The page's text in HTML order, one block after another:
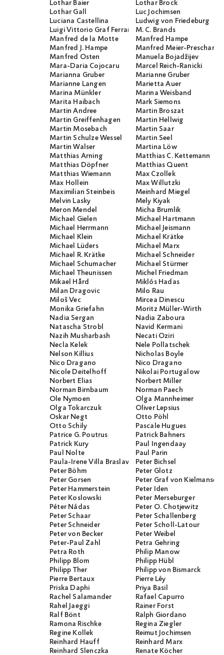
Lothar Baier
Lothar Brock
Lothar Gall
Luc Jochimsen
Luciana Castellina
Ludwig von Friedeburg
Luigi Vittorio Graf Ferraris
M. C. Brands
Manfred de la Motte
Manfred Hampe
Manfred J. Hampe
Manfred Meier-Preschany
Manfred Osten
Manuela Bojadžijev
Mara-Daria Cojocaru
Marcel Reich-Ranicki
Marianna Gruber
Marianne Gruber
Marianne Langen
Marietta Auer
Marina Münkler
Marina Weisband
Marita Haibach
Mark Siemons
Martin Andree
Martin Broszat
Martin Greiffenhagen
Martin Hellwig
Martin Mosebach
Martin Saar
Martin Schulze Wessel
Martin Seel
Martin Walser
Martina Löw
Matthias Arning
Matthias C. Kettemann
Matthias Döpfner
Matthias Quent
Matthias Wiemann
Max Czollek
Max Hollein
Max Willutzki
Maximilian Steinbeis
Meinhard Miegel
Melvin Lasky
Mely Kiyak
Meron Mendel
Micha Brumlik
Michael Gielen
Michael Hartmann
Michael Herrmann
Michael Jeismann
Michael Klein
Michael Krätke
Michael Lüders
Michael Marx
Michael R. Krätke
Michael Schneider
Michael Schumacher
Michael Stürmer
Michael Theunissen
Michel Friedman
Mikael Hård
Miklós Hadas
Milan Dragovic
Milo Rau
Miloš Vec
Mircea Dinescu
Monika Griefahn
Moritz Müller-Wirth
Nadia Sergan
Nadia Zaboura
Natascha Strobl
Navid Kermani
Nazih Musharbash
Necati Öziri
Necla Kelek
Nele Pollatschek
Nelson Killius
Nicholas Boyle
Nico Dragano
Nico Dragano
Nicole Deitelhoff
Nikolai Portugalow
Norbert Elias
Norbert Miller
Norman Birnbaum
Norman Paech
Ole Nymoen
Olga Mannheimer
Olga Tokarczuk
Oliver Lepsius
Oskar Negt
Otto Pöhl
Otto Schily
Pascale Hugues
Patrice G. Poutrus
Patrick Bahners
Patrick Kury
Paul Ingendaay
Paul Nolte
Paul Parin
Paula-Irene Villa BraslavskyPeter Bichsel
Peter Böhm
Peter Glotz
Peter Gorsen
Peter Graf von
Peter Hammerstein
Peter Iden
Peter Koslowski
Peter Merseburger
Péter Nádas
Peter O. Chotjewitz
Peter Schaar
Peter Schallenberg
Peter Schneider
Peter Scholl-Latour
Peter von Becker
Peter Weibel
Peter-Paul Zahl
Petra Gehring
Petra Roth
Philip Manow
Philipp Blom
Philipp Hübl
Philipp Ther
Philipp von Bismarck
Pierre Bertaux
Pierre Léy
Priska Daphi
Priya Basil
Rachel Salamander
Rafael Capurro
Rahel Jaeggi
Rainer Forst
Ralf Bönt
Ralph Giordano
Ramona Rischke
Regina Ziegler
Regine Kollek
Reimut Jochimsen
Reinhard Hauff
Reinhard Marx
Reinhard Slenczka
Renate Köcher